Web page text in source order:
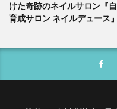
けた奇跡のネイルサロン『
育成サロン ネイルデュース』